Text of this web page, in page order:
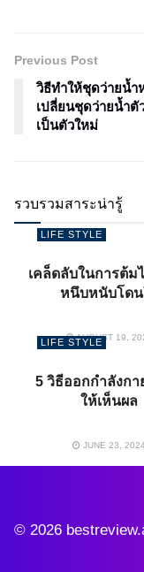
Previous Post
วิธีทำให้ชุดว่ายน้ำ
เปลี่ยนชุดว่ายน้ำตั
เป็นตัวใหม่
รวบรวมสาระน่ารู้
LIFE STYLE
เคล็ดลับในการต้ม
หนึบหนับโดน
AUGUST 19,
LIFE STYLE
5 วิธีออกกำลังก
ให้เห็นผล
JUNE 23, 2024
© 2026